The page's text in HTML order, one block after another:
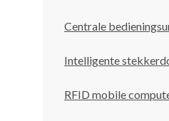
Centrale
Intelligente
RFID mobile